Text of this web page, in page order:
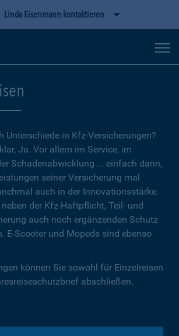
Linda Eisenmann kontaktieren
Unterschiede in Kfz-Versicherungen?
Ja. Vor allem im Service, im
Schadenabwicklung ... einfach dann,
seiner Versicherung mal
auch in der Innovationsstärke.
der Kfz-Haftpflicht, Teil- und
auch noch ergänzenden Schutz
E-Scooter und Mopeds sind ebenso
können Sie sowohl für Einzelreisen
abschließen.